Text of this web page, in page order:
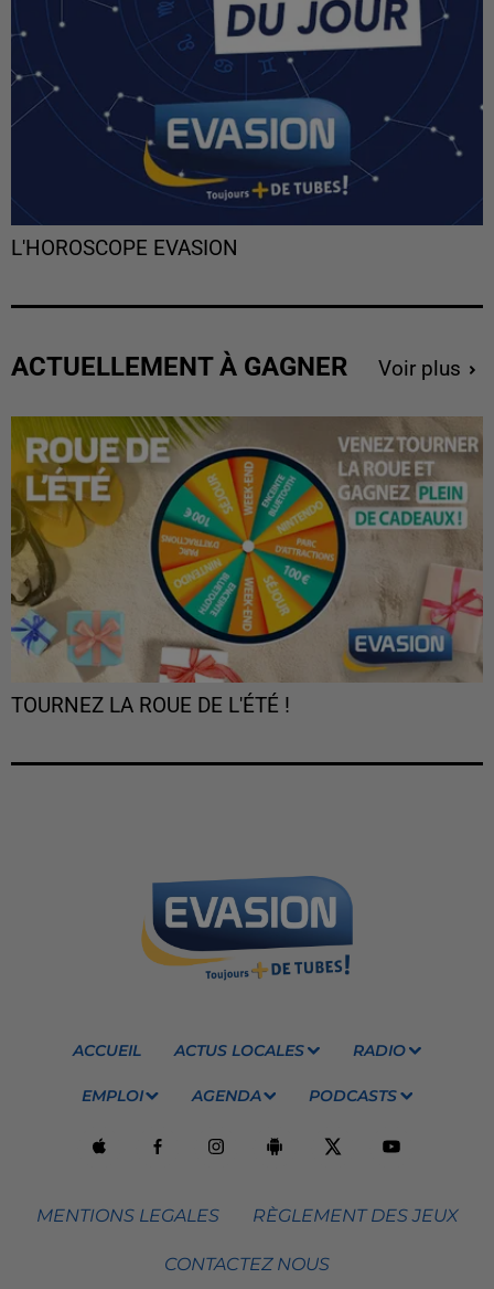
L'HOROSCOPE EVASION
ACTUELLEMENT À GAGNER Voir plus
TOURNEZ LA ROUE DE L'ÉTÉ !
ACCUEIL ACTUS LOCALES RADIO
EMPLOI AGENDA PODCASTS
MENTIONS LEGALES RÈGLEMENT DES JEUX
CONTACTEZ NOUS